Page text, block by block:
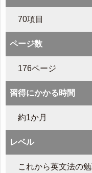
70項目
ページ数
176ページ
習得にかかる時間
約1か月
レベル
これから英文法の